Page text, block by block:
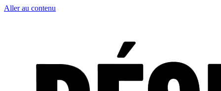
Aller au contenu